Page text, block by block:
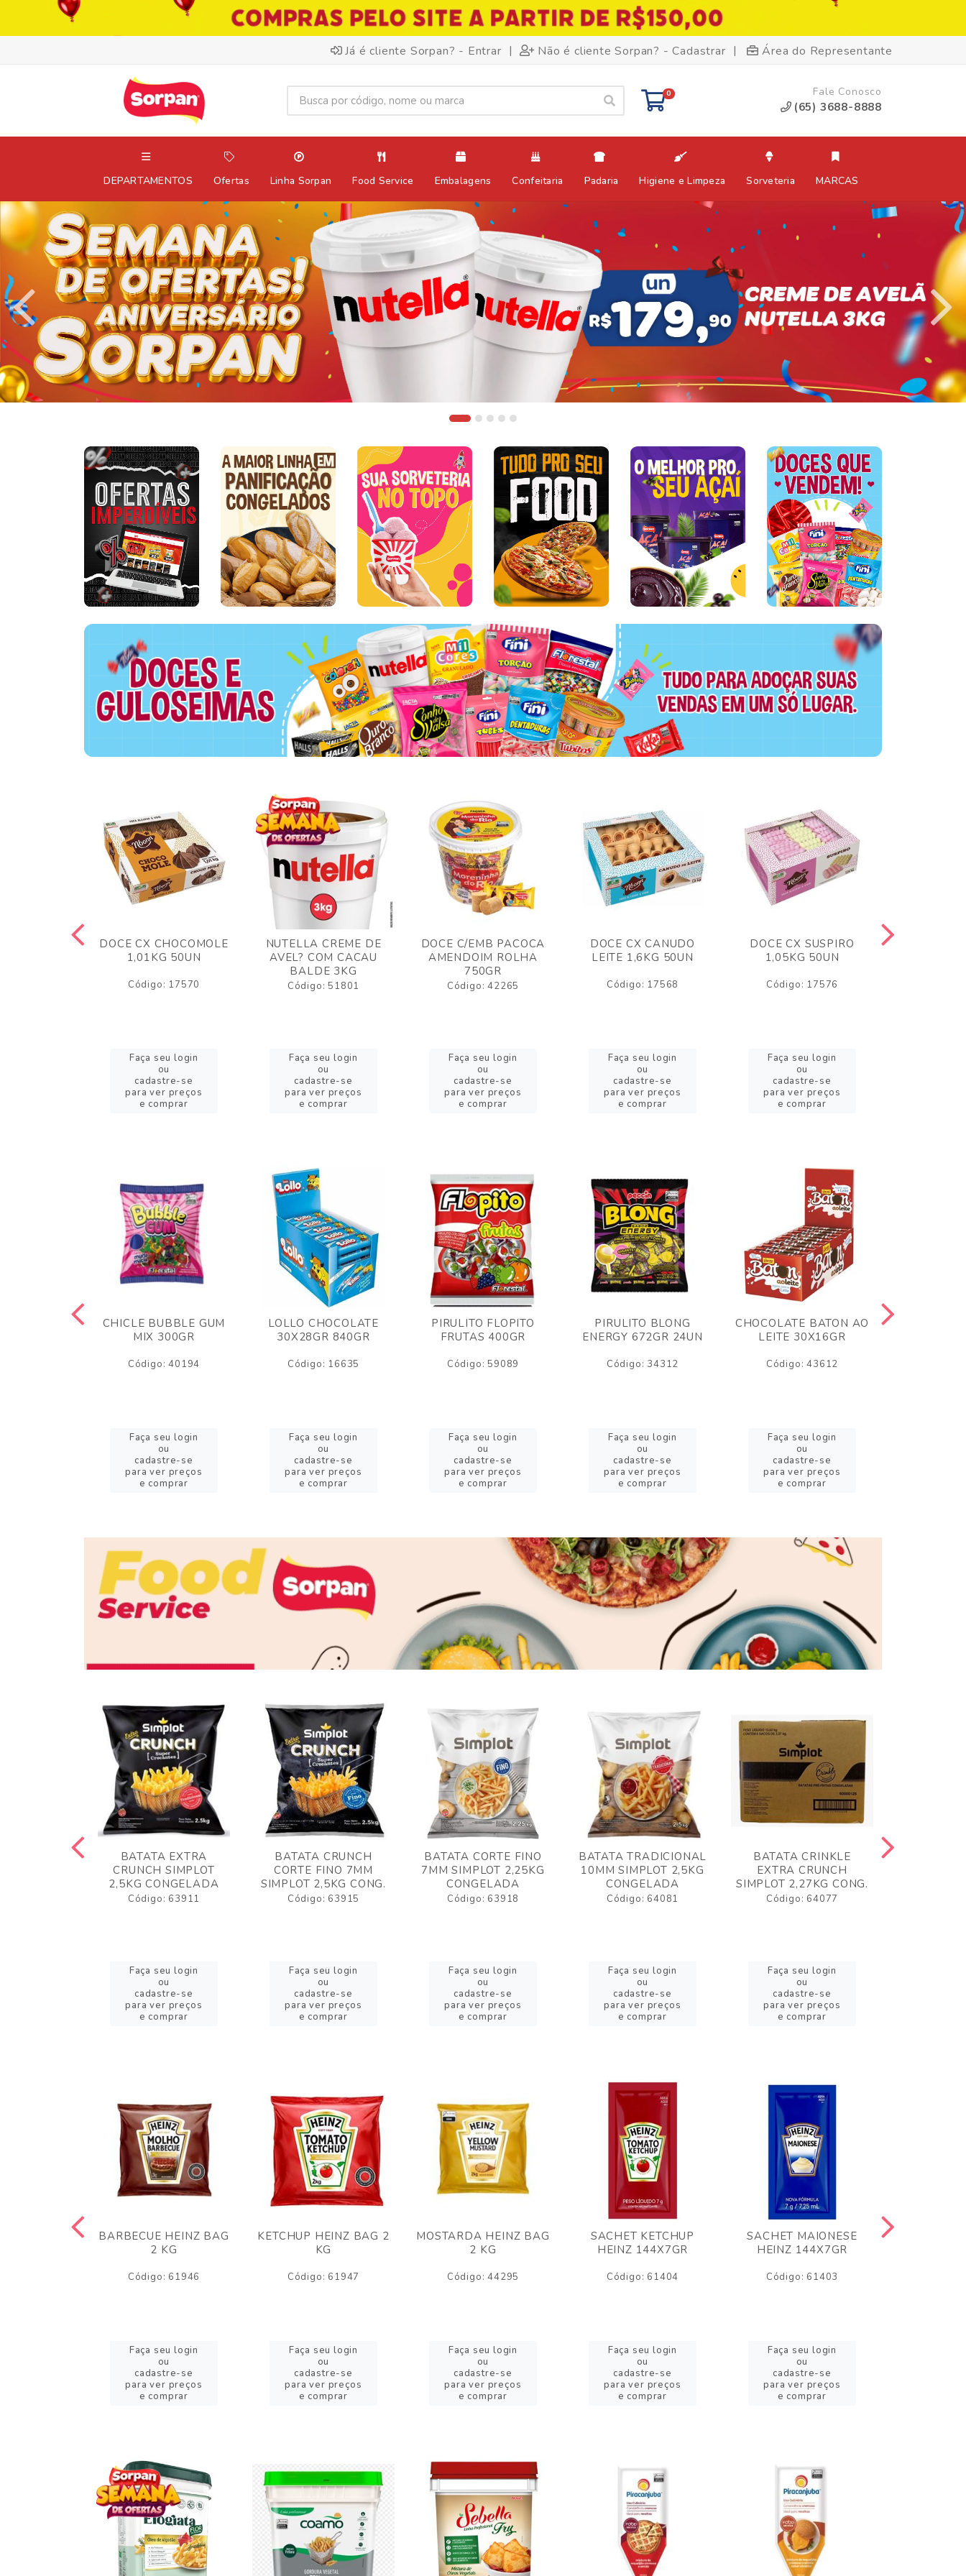
Já é cliente Sorpan? - Entrar | Não é cliente Sorpan? - Cadastrar | Área do Representante
0 Fale Conosco
(65) 3688-8888
DEPARTAMENTOS Ofertas Linha Sorpan Food Service Embalagens Confeitaria Padaria Higiene e Limpeza Sorveteria MARCAS
DOCE CX CHOCOMOLE
1,01KG 50UN
Código: 17570
Faça seu login
ou
cadastre-se
para ver preços
e comprar
NUTELLA CREME DE
AVEL? COM CACAU
BALDE 3KG
Código: 51801
Faça seu login
ou
cadastre-se
para ver preços
e comprar
DOCE C/EMB PACOCA
AMENDOIM ROLHA
750GR
Código: 42265
Faça seu login
ou
cadastre-se
para ver preços
e comprar
DOCE CX CANUDO
LEITE 1,6KG 50UN
Código: 17568
Faça seu login
ou
cadastre-se
para ver preços
e comprar
DOCE CX SUSPIRO
1,05KG 50UN
Código: 17576
Faça seu login
ou
cadastre-se
para ver preços
e comprar
CHICLE BUBBLE GUM
MIX 300GR
Código: 40194
Faça seu login
ou
cadastre-se
para ver preços
e comprar
LOLLO CHOCOLATE
30X28GR 840GR
Código: 16635
Faça seu login
ou
cadastre-se
para ver preços
e comprar
PIRULITO FLOPITO
FRUTAS 400GR
Código: 59089
Faça seu login
ou
cadastre-se
para ver preços
e comprar
PIRULITO BLONG
ENERGY 672GR 24UN
Código: 34312
Faça seu login
ou
cadastre-se
para ver preços
e comprar
CHOCOLATE BATON AO
LEITE 30X16GR
Código: 43612
Faça seu login
ou
cadastre-se
para ver preços
e comprar
BATATA EXTRA
CRUNCH SIMPLOT
2,5KG CONGELADA
Código: 63911
Faça seu login
ou
cadastre-se
para ver preços
e comprar
BATATA CRUNCH
CORTE FINO 7MM
SIMPLOT 2,5KG CONG.
Código: 63915
Faça seu login
ou
cadastre-se
para ver preços
e comprar
BATATA CORTE FINO
7MM SIMPLOT 2,25KG
CONGELADA
Código: 63918
Faça seu login
ou
cadastre-se
para ver preços
e comprar
BATATA TRADICIONAL
10MM SIMPLOT 2,5KG
CONGELADA
Código: 64081
Faça seu login
ou
cadastre-se
para ver preços
e comprar
BATATA CRINKLE
EXTRA CRUNCH
SIMPLOT 2,27KG CONG.
Código: 64077
Faça seu login
ou
cadastre-se
para ver preços
e comprar
BARBECUE HEINZ BAG
2 KG
Código: 61946
Faça seu login
ou
cadastre-se
para ver preços
e comprar
KETCHUP HEINZ BAG 2
KG
Código: 61947
Faça seu login
ou
cadastre-se
para ver preços
e comprar
MOSTARDA HEINZ BAG
2 KG
Código: 44295
Faça seu login
ou
cadastre-se
para ver preços
e comprar
SACHET KETCHUP
HEINZ 144X7GR
Código: 61404
Faça seu login
ou
cadastre-se
para ver preços
e comprar
SACHET MAIONESE
HEINZ 144X7GR
Código: 61403
Faça seu login
ou
cadastre-se
para ver preços
e comprar